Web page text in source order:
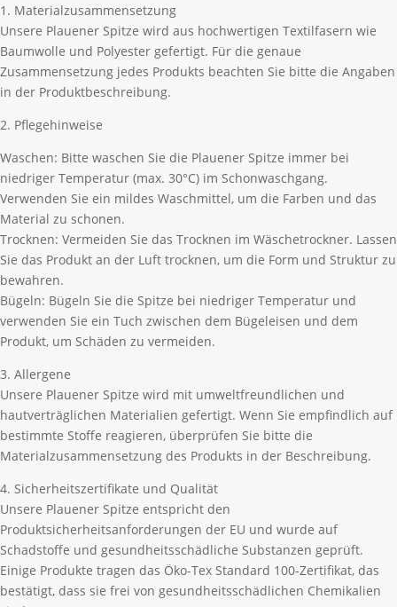
1. Materialzusammensetzung
Unsere Plauener Spitze wird aus hochwertigen Textilfasern wie
Baumwolle und Polyester gefertigt. Für die genaue
Zusammensetzung jedes Produkts beachten Sie bitte die Angaben
in der Produktbeschreibung.
2. Pflegehinweise
Waschen: Bitte waschen Sie die Plauener Spitze immer bei
niedriger Temperatur (max. 30°C) im Schonwaschgang.
Verwenden Sie ein mildes Waschmittel, um die Farben und das
Material zu schonen.
Trocknen: Vermeiden Sie das Trocknen im Wäschetrockner. Lassen
Sie das Produkt an der Luft trocknen, um die Form und Struktur zu
bewahren.
Bügeln: Bügeln Sie die Spitze bei niedriger Temperatur und
verwenden Sie ein Tuch zwischen dem Bügeleisen und dem
Produkt, um Schäden zu vermeiden.
3. Allergene
Unsere Plauener Spitze wird mit umweltfreundlichen und
hautverträglichen Materialien gefertigt. Wenn Sie empfindlich auf
bestimmte Stoffe reagieren, überprüfen Sie bitte die
Materialzusammensetzung des Produkts in der Beschreibung.
4. Sicherheitszertifikate und Qualität
Unsere Plauener Spitze entspricht den
Produktsicherheitsanforderungen der EU und wurde auf
Schadstoffe und gesundheitsschädliche Substanzen geprüft.
Einige Produkte tragen das Öko-Tex Standard 100-Zertifikat, das
bestätigt, dass sie frei von gesundheitsschädlichen Chemikalien